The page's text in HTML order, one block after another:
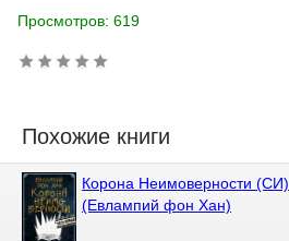
Просмотров: 619
Похожие книги
Корона Неимоверности (СИ)
(Евлампий фон Хан)